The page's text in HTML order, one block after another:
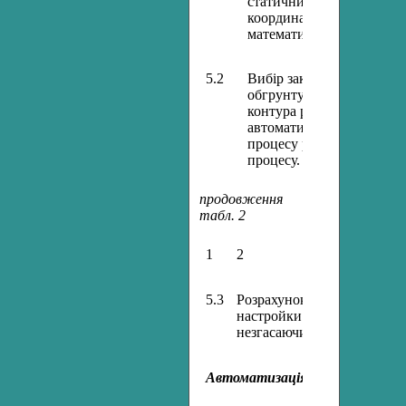
координатами.
математичних моделей
5.2
Вибір закону
обгрунтування
контура регулювання.
автоматичних
процесу розрахованої
процесу. Оцінка якості.
продовження
табл. 2
1 2
5.3
Розрахунок настроювань
настройки регуляторів:
незгасаючих коливань.
Автоматизація типових